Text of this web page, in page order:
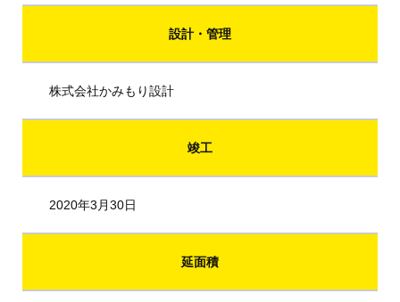
設計・管理
株式会社かみもり設計
竣工
2020年3月30日
延面積